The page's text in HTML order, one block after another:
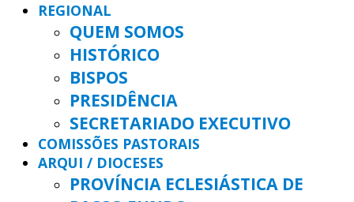
REGIONAL
QUEM SOMOS
HISTÓRICO
BISPOS
PRESIDÊNCIA
SECRETARIADO EXECUTIVO
COMISSÕES PASTORAIS
ARQUI / DIOCESES
PROVÍNCIA ECLESIÁSTICA DE